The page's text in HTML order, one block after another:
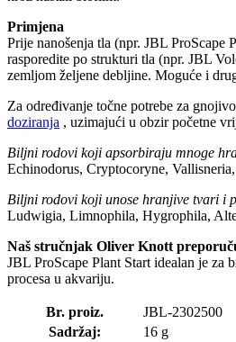
Primjena
Prije nanošenja tla (npr. JBL ProScape
rasporedite po strukturi tla (npr. JBL
zemljom željene debljine. Moguće i
Za određivanje točne potrebe za
doziranja , uzimajući u obzir početne
Biljni rodovi koji apsorbiraju mnoge
Echinodorus, Cryptocoryne,
Biljni rodovi koji unose hranjive tvari i
Ludwigia, Limnophila, Hygrophila,
Naš stručnjak Oliver Knott
JBL ProScape Plant Start idealan je za
procesa u akvariju.
Br. proiz.
JBL-2302500
Sadržaj:
16 g